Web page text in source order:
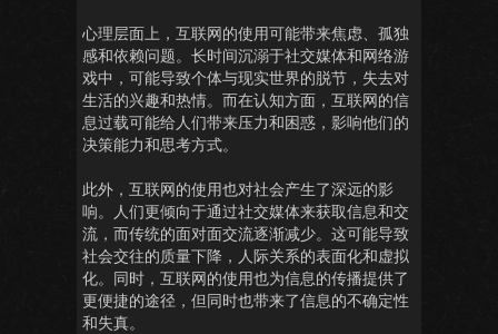
心理层面上，互联网的使用可能带来焦虑、孤独
感和依赖问题。长时间沉溺于社交媒体和网络游
戏中，可能导致个体与现实世界的脱节，失去对
生活的兴趣和热情。而在认知方面，互联网的信
息过载可能给人们带来压力和困惑，影响他们的
决策能力和思考方式。
此外，互联网的使用也对社会产生了深远的影
响。人们更倾向于通过社交媒体来获取信息和交
流，而传统的面对面交流逐渐减少。这可能导致
社会交往的质量下降，人际关系的表面化和虚拟
化。同时，互联网的使用也为信息的传播提供了
更便捷的途径，但同时也带来了信息的不确定性
和失真。